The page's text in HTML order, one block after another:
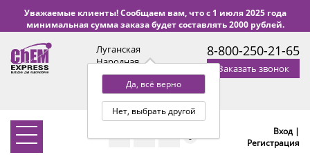
Уважаемые клиенты! Сообщаем вам, что с 1 июля 2025 года
минимальная сумма заказа будет составлять 2000 рублей.
Луганская
Народная
Республика
Да, всё верно
Нет, выбрать другой
с 9:00 до 18:00 по Уфе
(+2 МСК)
8-800-250-21-65
Заказать звонок
0
Вход |
Регистрация